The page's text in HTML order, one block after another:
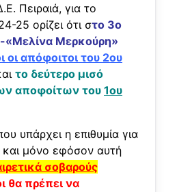
Πειραιά, για το
25 ορίζει ότι στο 3ο
«Μελίνα Μερκούρη»
οι απόφοιτοι του 2ου
το δεύτερο μισό
αποφοίτων του 1ου
υπάρχει η επιθυμία για
και μόνο εφόσον αυτή
σοβαρούς
θα πρέπει να